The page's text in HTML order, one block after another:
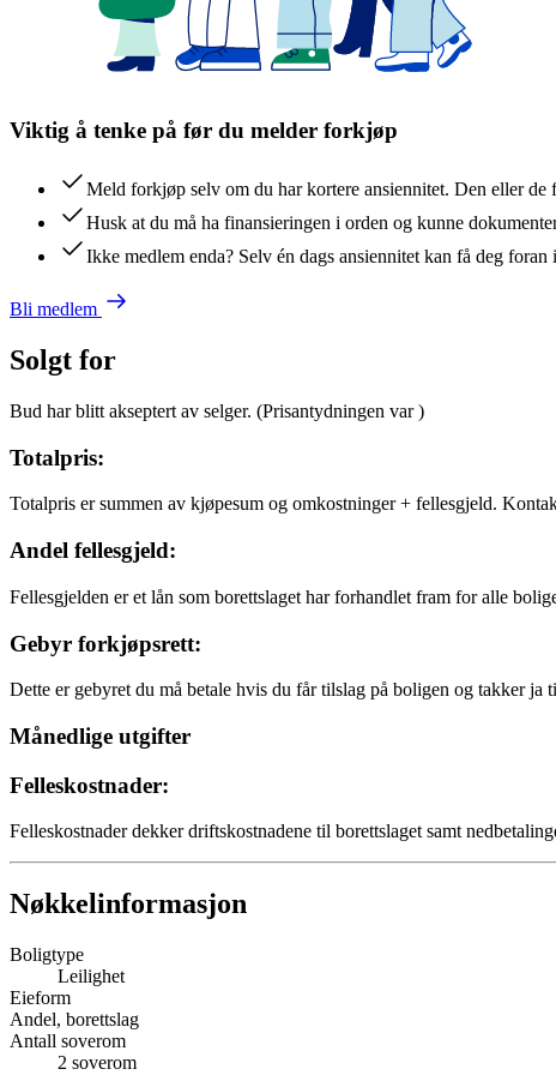
Viktig å tenke på før du melder forkjøp
Meld forkjøp selv om du har kortere ansiennitet. Den eller
Husk at du må ha finansieringen i orden og kunne
Ikke medlem enda? Selv én dags ansiennitet kan få deg
Bli medlem
Solgt for
Bud har blitt akseptert av selger. (Prisantydningen var)
Totalpris:
Totalpris er summen av kjøpesum og omkostninger + fellesgjeld.
Andel fellesgjeld:
Fellesgjelden er et lån som borettslaget har forhandlet fram for alle
Gebyr forkjøpsrett:
Dette er gebyret du må betale hvis du får tilslag på boligen og takker ja
Månedlige utgifter
Felleskostnader:
Felleskostnader dekker driftskostnadene til borettslaget samt
Nøkkelinformasjon
Boligtype
Leilighet
Eieform
Andel, borettslag
Antall soverom
2 soverom